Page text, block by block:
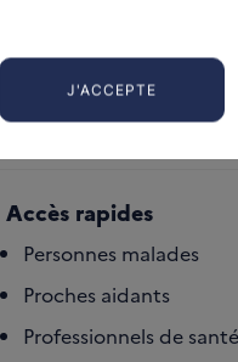
Accès rapides
Personnes malades
Proches aidants
Professionnels de santé
J'ACCEPTE